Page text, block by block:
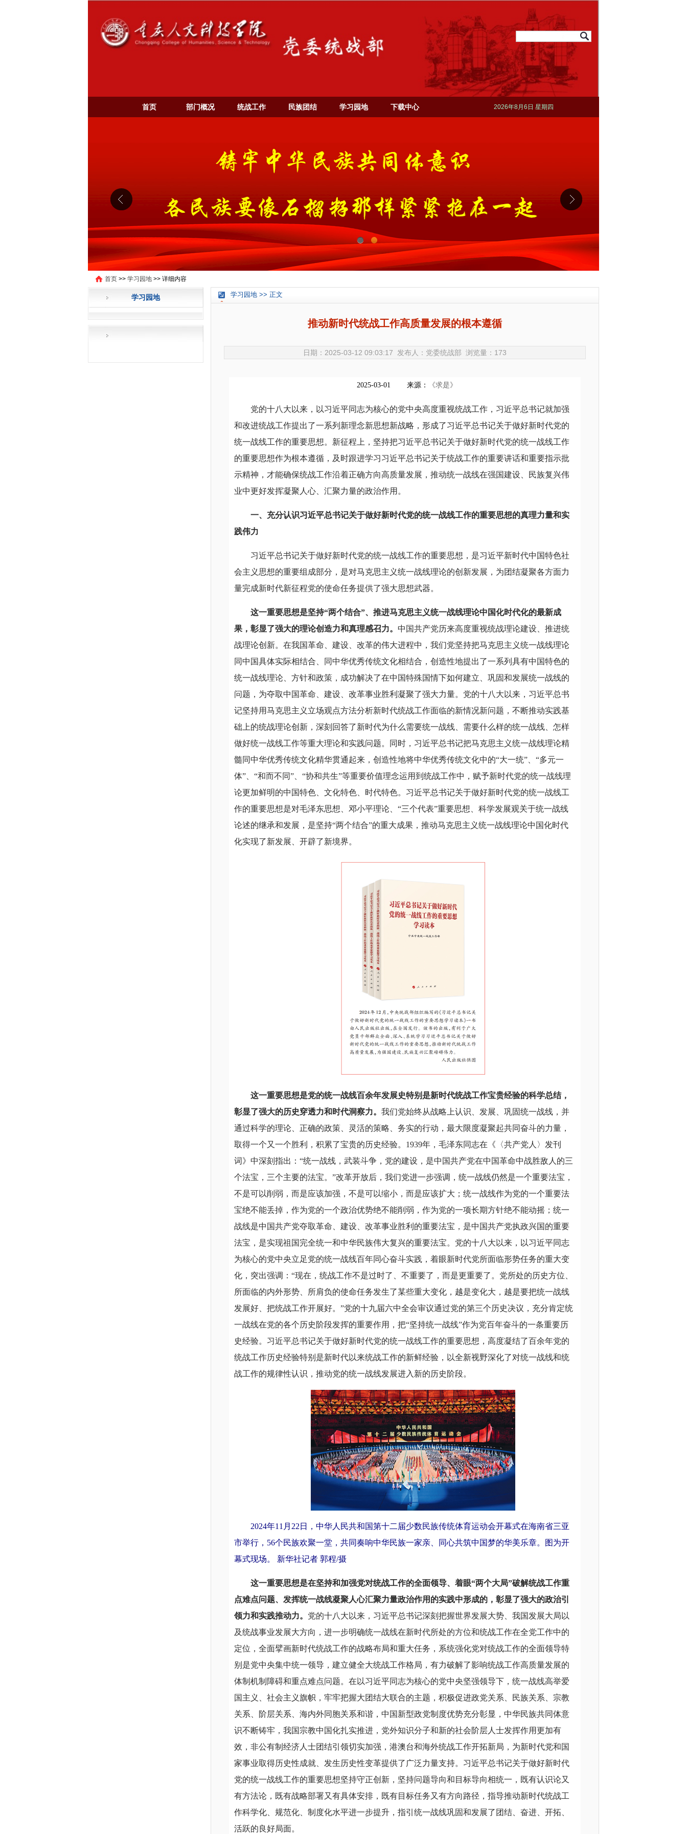
首页 部门概况 统战工作 民族团结 学习园地 下载中心 2026年8月6日 星期四
0 1
首页 >> 学习园地 >> 详细内容
学习园地 学习园地 >> 正文
推动新时代统战工作高质量发展的根本遵循
日期：2025-03-12 09:03:17 发布人：党委统战部 浏览量： 173
2025-03-01 来源： 《求是》
党的十八大以来，以习近平同志为核心的党中央高度重视统战工作，习近平总书记就加强
和改进统战工作提出了一系列新理念新思想新战略，形成了习近平总书记关于做好新时代党的
统一战线工作的重要思想。新征程上，坚持把习近平总书记关于做好新时代党的统一战线工作
的重要思想作为根本遵循，及时跟进学习习近平总书记关于统战工作的重要讲话和重要指示批
示精神，才能确保统战工作沿着正确方向高质量发展，推动统一战线在强国建设、民族复兴伟
业中更好发挥凝聚人心、汇聚力量的政治作用。
一、充分认识习近平总书记关于做好新时代党的统一战线工作的重要思想的真理力量和实
践伟力
习近平总书记关于做好新时代党的统一战线工作的重要思想，是习近平新时代中国特色社
会主义思想的重要组成部分，是对马克思主义统一战线理论的创新发展，为团结凝聚各方面力
量完成新时代新征程党的使命任务提供了强大思想武器。
这一重要思想是坚持“两个结合”、推进马克思主义统一战线理论中国化时代化的最新成
果，彰显了强大的理论创造力和真理感召力。 中国共产党历来高度重视统战理论建设、推进统
战理论创新。在我国革命、建设、改革的伟大进程中，我们党坚持把马克思主义统一战线理论
同中国具体实际相结合、同中华优秀传统文化相结合，创造性地提出了一系列具有中国特色的
统一战线理论、方针和政策，成功解决了在中国特殊国情下如何建立、巩固和发展统一战线的
问题，为夺取中国革命、建设、改革事业胜利凝聚了强大力量。党的十八大以来，习近平总书
记坚持用马克思主义立场观点方法分析新时代统战工作面临的新情况新问题，不断推动实践基
础上的统战理论创新，深刻回答了新时代为什么需要统一战线、需要什么样的统一战线、怎样
做好统一战线工作等重大理论和实践问题。同时，习近平总书记把马克思主义统一战线理论精
髓同中华优秀传统文化精华贯通起来，创造性地将中华优秀传统文化中的“大一统”、“多元一
体”、“和而不同”、“协和共生”等重要价值理念运用到统战工作中，赋予新时代党的统一战线理
论更加鲜明的中国特色、文化特色、时代特色。习近平总书记关于做好新时代党的统一战线工
作的重要思想是对毛泽东思想、邓小平理论、“三个代表”重要思想、科学发展观关于统一战线
论述的继承和发展，是坚持“两个结合”的重大成果，推动马克思主义统一战线理论中国化时代
化实现了新发展、开辟了新境界。
这一重要思想是党的统一战线百余年发展史特别是新时代统战工作宝贵经验的科学总结，
彰显了强大的历史穿透力和时代洞察力。 我们党始终从战略上认识、发展、巩固统一战线，并
通过科学的理论、正确的政策、灵活的策略、务实的行动，最大限度凝聚起共同奋斗的力量，
取得一个又一个胜利，积累了宝贵的历史经验。1939年，毛泽东同志在《〈共产党人〉发刊
词》中深刻指出：“统一战线，武装斗争，党的建设，是中国共产党在中国革命中战胜敌人的三
个法宝，三个主要的法宝。”改革开放后，我们党进一步强调，统一战线仍然是一个重要法宝，
不是可以削弱，而是应该加强，不是可以缩小，而是应该扩大；统一战线作为党的一个重要法
宝绝不能丢掉，作为党的一个政治优势绝不能削弱，作为党的一项长期方针绝不能动摇；统一
战线是中国共产党夺取革命、建设、改革事业胜利的重要法宝，是中国共产党执政兴国的重要
法宝，是实现祖国完全统一和中华民族伟大复兴的重要法宝。党的十八大以来，以习近平同志
为核心的党中央立足党的统一战线百年同心奋斗实践，着眼新时代党所面临形势任务的重大变
化，突出强调：“现在，统战工作不是过时了、不重要了，而是更重要了。党所处的历史方位、
所面临的内外形势、所肩负的使命任务发生了某些重大变化，越是变化大，越是要把统一战线
发展好、把统战工作开展好。”党的十九届六中全会审议通过党的第三个历史决议，充分肯定统
一战线在党的各个历史阶段发挥的重要作用，把“坚持统一战线”作为党百年奋斗的一条重要历
史经验。习近平总书记关于做好新时代党的统一战线工作的重要思想，高度凝结了百余年党的
统战工作历史经验特别是新时代以来统战工作的新鲜经验，以全新视野深化了对统一战线和统
战工作的规律性认识，推动党的统一战线发展进入新的历史阶段。
2024年11月22日，中华人民共和国第十二届少数民族传统体育运动会开幕式在海南省三亚
市举行，56个民族欢聚一堂，共同奏响中华民族一家亲、同心共筑中国梦的华美乐章。图为开
幕式现场。 新华社记者 郭程/摄
这一重要思想是在坚持和加强党对统战工作的全面领导、着眼“两个大局”破解统战工作重
点难点问题、发挥统一战线凝聚人心汇聚力量政治作用的实践中形成的，彰显了强大的政治引
领力和实践推动力。 党的十八大以来，习近平总书记深刻把握世界发展大势、我国发展大局以
及统战事业发展大方向，进一步明确统一战线在新时代所处的方位和统战工作在全党工作中的
定位，全面擘画新时代统战工作的战略布局和重大任务，系统强化党对统战工作的全面领导特
别是党中央集中统一领导，建立健全大统战工作格局，有力破解了影响统战工作高质量发展的
体制机制障碍和重点难点问题。在以习近平同志为核心的党中央坚强领导下，统一战线高举爱
国主义、社会主义旗帜，牢牢把握大团结大联合的主题，积极促进政党关系、民族关系、宗教
关系、阶层关系、海内外同胞关系和谐，中国新型政党制度优势充分彰显，中华民族共同体意
识不断铸牢，我国宗教中国化扎实推进，党外知识分子和新的社会阶层人士发挥作用更加有
效，非公有制经济人士团结引领切实加强，港澳台和海外统战工作开拓新局，为新时代党和国
家事业取得历史性成就、发生历史性变革提供了广泛力量支持。习近平总书记关于做好新时代
党的统一战线工作的重要思想坚持守正创新，坚持问题导向和目标导向相统一，既有认识论又
有方法论，既有战略部署又有具体安排，既有目标任务又有方向路径，指导推动新时代统战工
作科学化、规范化、制度化水平进一步提升，指引统一战线巩固和发展了团结、奋进、开拓、
活跃的良好局面。